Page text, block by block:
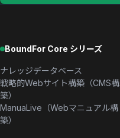
BoundFor Core シリーズ
ナレッジデータベース
戦略的Webサイト構築（CMS構
築）
ManuaLive（Webマニュアル構
築）